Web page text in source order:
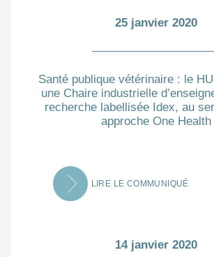
25 janvier 2020
Santé publique vétérinaire : le
une Chaire industrielle
recherche labellisée Idex, au
approche One Health
LIRE LE COMMUNIQUÉ
14 janvier 2020